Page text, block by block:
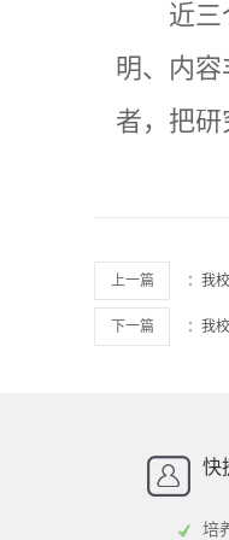
近
明、内
者，把
上一篇 ： 我
下一篇 ： 我
快
培